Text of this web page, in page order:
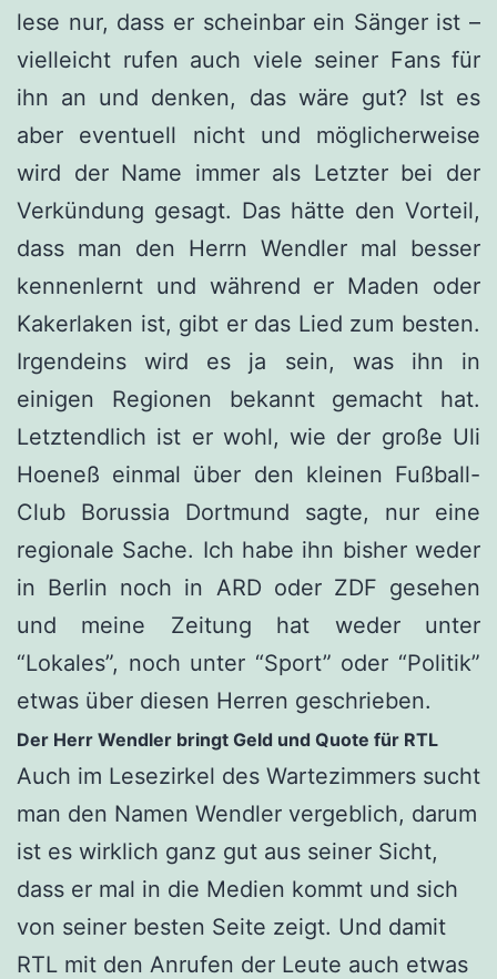
lese nur, dass er scheinbar ein Sänger ist –
vielleicht rufen auch viele seiner Fans für
ihn an und denken, das wäre gut? Ist es
aber eventuell nicht und möglicherweise
wird der Name immer als Letzter bei der
Verkündung gesagt. Das hätte den Vorteil,
dass man den Herrn Wendler mal besser
kennenlernt und während er Maden oder
Kakerlaken ist, gibt er das Lied zum besten.
Irgendeins wird es ja sein, was ihn in
einigen Regionen bekannt gemacht hat.
Letztendlich ist er wohl, wie der große Uli
Hoeneß einmal über den kleinen Fußball-
Club Borussia Dortmund sagte, nur eine
regionale Sache. Ich habe ihn bisher weder
in Berlin noch in ARD oder ZDF gesehen
und meine Zeitung hat weder unter
“Lokales”, noch unter “Sport” oder “Politik”
etwas über diesen Herren geschrieben.
Der Herr Wendler bringt Geld und Quote für RTL
Auch im Lesezirkel des Wartezimmers sucht
man den Namen Wendler vergeblich, darum
ist es wirklich ganz gut aus seiner Sicht,
dass er mal in die Medien kommt und sich
von seiner besten Seite zeigt. Und damit
RTL mit den Anrufen der Leute auch etwas